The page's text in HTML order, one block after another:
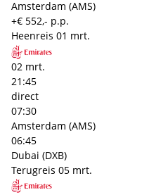
Amsterdam (AMS)
+€ 552,- p.p.
Heenreis 01 mrt.
02 mrt.
21:45
direct
07:30
Amsterdam (AMS)
06:45
Dubai (DXB)
Terugreis 05 mrt.